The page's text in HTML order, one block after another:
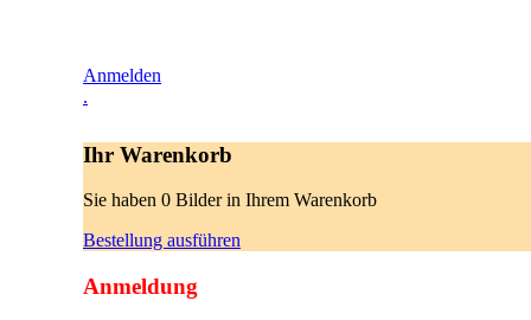
Anmelden
.
Ihr Warenkorb
Sie haben 0 Bilder in Ihrem Warenkorb
Bestellung ausführen
Anmeldung